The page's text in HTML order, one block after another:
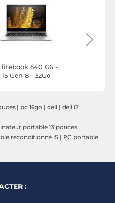
840 G6 -
i5 Gen 8 - 32Go
| pc 16go | dell | dell i7
portable 13 pouces
reconditionné i5 | PC portable
: